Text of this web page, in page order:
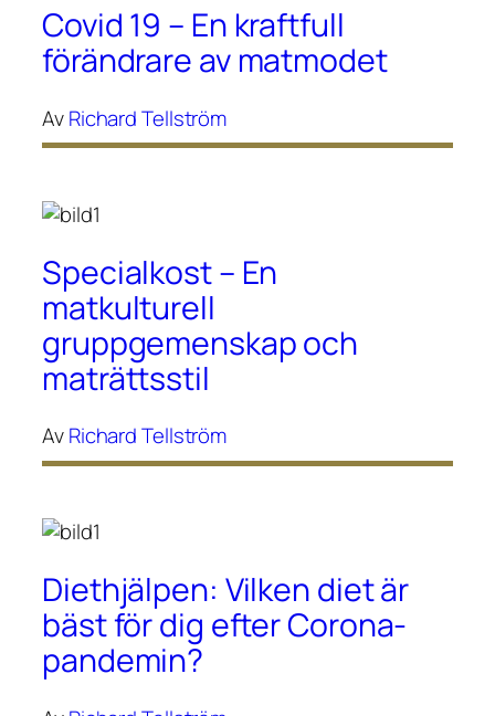
Covid 19 – En kraftfull
förändrare av matmodet
AvRichard Tellström
Specialkost – En
matkulturell
gruppgemenskap och
maträttsstil
AvRichard Tellström
Diethjälpen: Vilken diet är
bäst för dig efter Corona-
pandemin?